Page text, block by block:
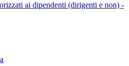
ai dipendenti (dirigenti e non) -